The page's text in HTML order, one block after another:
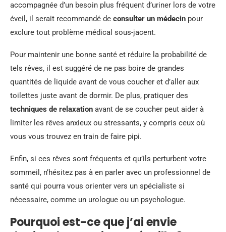
accompagnée d’un besoin plus fréquent d’uriner lors de votre
éveil, il serait recommandé de consulter un médecin pour
exclure tout problème médical sous-jacent.
Pour maintenir une bonne santé et réduire la probabilité de
tels rêves, il est suggéré de ne pas boire de grandes
quantités de liquide avant de vous coucher et d’aller aux
toilettes juste avant de dormir. De plus, pratiquer des
techniques de relaxation avant de se coucher peut aider à
limiter les rêves anxieux ou stressants, y compris ceux où
vous vous trouvez en train de faire pipi.
Enfin, si ces rêves sont fréquents et qu’ils perturbent votre
sommeil, n’hésitez pas à en parler avec un professionnel de
santé qui pourra vous orienter vers un spécialiste si
nécessaire, comme un urologue ou un psychologue.
Pourquoi est-ce que j’ai envie